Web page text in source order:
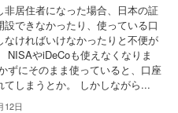
非居住者になった場合、日本の証
設できなかったり、使っている口
なければいけなかったりと不便が
NISAやiDeCoも使えなくなりま
ずにそのまま使っていると、口座
てしまうとか。 しかしながら...
12日